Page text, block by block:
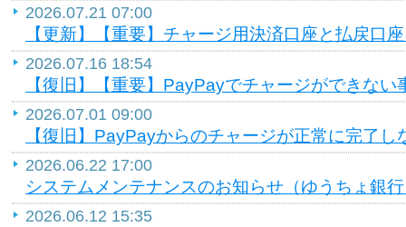
2026.07.21 07:00
【更新】【重要】チャージ用決済口座と払戻口
2026.07.16 18:54
【復旧】【重要】PayPayでチャージができない
2026.07.01 09:00
【復旧】PayPayからのチャージが正常に完了し
2026.06.22 17:00
システムメンテナンスのお知らせ（ゆうちょ銀
2026.06.12 15:35